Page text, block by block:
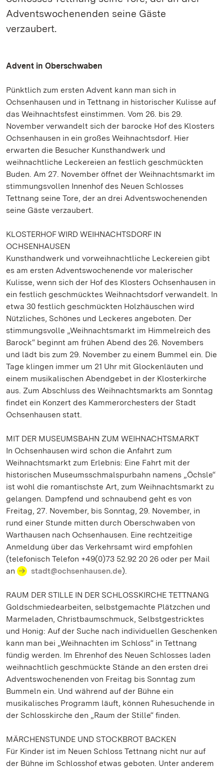
Adventswochenenden seine Gäste
verzaubert.
Advent in Oberschwaben
Pünktlich zum ersten Advent kann man sich in
Ochsenhausen und in Tettnang in historischer Kulisse auf
das Weihnachtsfest einstimmen. Vom 26. bis 29.
November verwandelt sich der barocke Hof des Klosters
Ochsenhausen in ein großes Weihnachtsdorf. Hier
erwarten die Besucher Kunsthandwerk und
weihnachtliche Leckereien an festlich geschmückten
Buden. Am 27. November öffnet der Weihnachtsmarkt im
stimmungsvollen Innenhof des Neuen Schlosses
Tettnang seine Tore, der an drei Adventswochenenden
seine Gäste verzaubert.
KLOSTERHOF WIRD WEIHNACHTSDORF IN
OCHSENHAUSEN
Kunsthandwerk und vorweihnachtliche Leckereien gibt
es am ersten Adventswochenende vor malerischer
Kulisse, wenn sich der Hof des Klosters Ochsenhausen in
ein festlich geschmücktes Weihnachtsdorf verwandelt. In
etwa 30 festlich geschmückten Holzhäuschen wird
Nützliches, Schönes und Leckeres angeboten. Der
stimmungsvolle „Weihnachtsmarkt im Himmelreich des
Barock“ beginnt am frühen Abend des 26. Novembers
und lädt bis zum 29. November zu einem Bummel ein. Die
Tage klingen immer um 21 Uhr mit Glockenläuten und
einem musikalischen Abendgebet in der Klosterkirche
aus. Zum Abschluss des Weihnachtsmarkts am Sonntag
findet ein Konzert des Kammerorchesters der Stadt
Ochsenhausen statt.
MIT DER MUSEUMSBAHN ZUM WEIHNACHTSMARKT
In Ochsenhausen wird schon die Anfahrt zum
Weihnachtsmarkt zum Erlebnis: Eine Fahrt mit der
historischen Museumsschmalspurbahn namens „Öchsle“
ist wohl die romantischste Art, zum Weihnachtsmarkt zu
gelangen. Dampfend und schnaubend geht es von
Freitag, 27. November, bis Sonntag, 29. November, in
rund einer Stunde mitten durch Oberschwaben von
Warthausen nach Ochsenhausen. Eine rechtzeitige
Anmeldung über das Verkehrsamt wird empfohlen
(telefonisch Telefon +49(0)73 52.92 20 26 oder per Mail
an
stadt@ochsenhausen.de).
RAUM DER STILLE IN DER SCHLOSSKIRCHE TETTNANG
Goldschmiedearbeiten, selbstgemachte Plätzchen und
Marmeladen, Christbaumschmuck, Selbstgestricktes
und Honig: Auf der Suche nach individuellen Geschenken
kann man bei „Weihnachten im Schloss“ in Tettnang
fündig werden. Im Ehrenhof des Neuen Schlosses laden
weihnachtlich geschmückte Stände an den ersten drei
Adventswochenenden von Freitag bis Sonntag zum
Bummeln ein. Und während auf der Bühne ein
musikalisches Programm läuft, können Ruhesuchende in
der Schlosskirche den „Raum der Stille“ finden.
MÄRCHENSTUNDE UND STOCKBROT BACKEN
Für Kinder ist im Neuen Schloss Tettnang nicht nur auf
der Bühne im Schlosshof etwas geboten. Unter anderem